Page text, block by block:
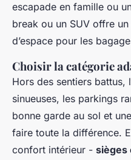
escapade en famille ou
break ou un SUV offre
d’espace pour les
Choisir la catégorie
Hors des sentiers battus,
sinueuses, les parkings
bonne garde au sol et
faire toute la différence.
confort intérieur - sièges